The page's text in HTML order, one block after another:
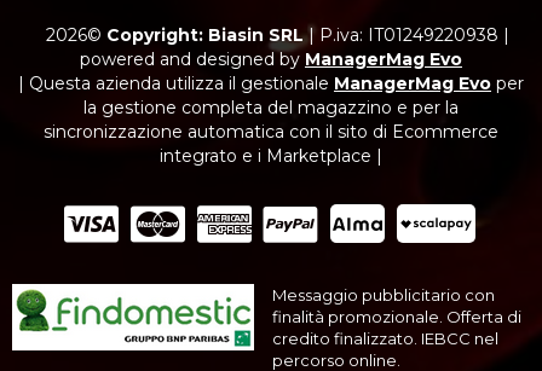
2026© Copyright: Biasin SRL| P.iva: IT01249220938 |
powered and designed by ManagerMag Evo
| Questa azienda utilizza il gestionale ManagerMag Evo per
la gestione completa del magazzino e per la
sincronizzazione automatica con il sito di Ecommerce
integrato e i Marketplace |
Messaggio pubblicitario con
finalità promozionale. Offerta di
credito finalizzato. IEBCC nel
percorso online.